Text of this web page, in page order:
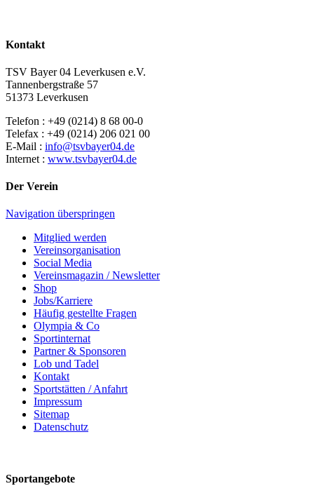
Kontakt
TSV Bayer 04 Leverkusen e.V.
Tannenbergstraße 57
51373 Leverkusen
Telefon : +49 (0214) 8 68 00-0
Telefax : +49 (0214) 206 021 00
E-Mail : info@tsvbayer04.de
Internet : www.tsvbayer04.de
Der Verein
Navigation überspringen
Mitglied werden
Vereinsorganisation
Social Media
Vereinsmagazin / Newsletter
Shop
Jobs/Karriere
Häufig gestellte Fragen
Olympia & Co
Sportinternat
Partner & Sponsoren
Lob und Tadel
Kontakt
Sportstätten / Anfahrt
Impressum
Sitemap
Datenschutz
Sportangebote